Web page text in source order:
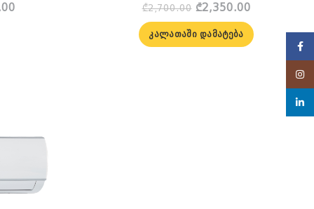
Current
₾2,700.00 Original
price
was:
₾2,700.00.
₾2,350.00Current
is:
₾2,350.00.
ᲙᲐᲚᲐᲗᲐᲨᲘ ᲓᲐᲛᲐᲢᲔᲑᲐ